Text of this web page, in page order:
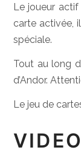
Le joueur actif
carte activée,
spéciale.
Tout au long
d’Andor.
Le jeu de